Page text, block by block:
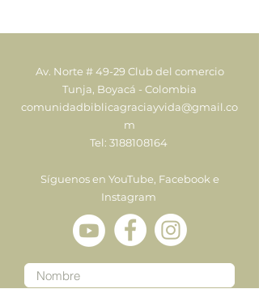
Av. Norte # 49-29 Club del comercio
Tunja, Boyacá - Colombia
comunidadbiblicagraciayvida@gmail.co
m
Tel: 3188108164
Síguenos en YouTube, Facebook e
Instagram